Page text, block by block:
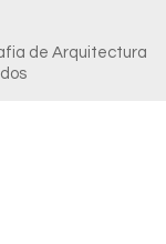
de Arquitectura